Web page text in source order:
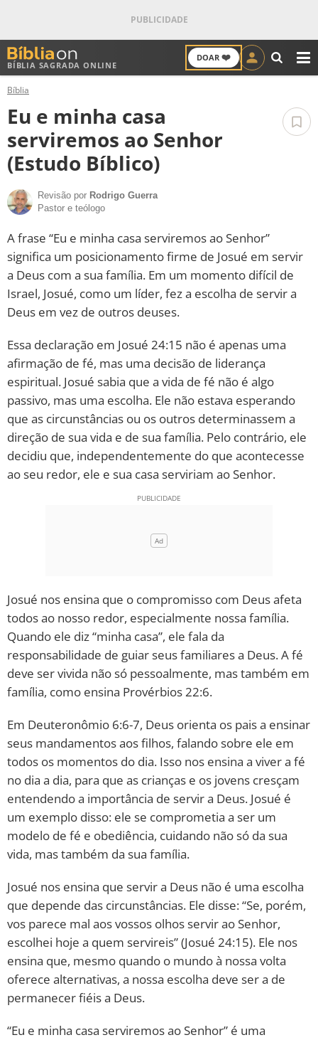
BÍBLIA SAGRADA ONLINE
DOAR ❤️
ANTIGO TESTAMENTO
NOVO TESTAMENTO
VERSÍCULOS
VERSÍCULO DO DIA
PALAVRA DO DIA
SALMO DO DIA
DEVOCIONAL DIÁRIO
10 MANDAMENTOS
ESTUDOS BÍBLICOS
ESBOÇOS DE PREGAÇÃO
TEMAS
LOJA BÍBLIAON
Bíblia
Eu e minha casa
serviremos ao Senhor
(Estudo Bíblico)
Revisão por Rodrigo Guerra
Pastor e teólogo
A frase “Eu e minha casa serviremos ao Senhor”
significa um posicionamento firme de Josué em servir
a Deus com a sua família. Em um momento difícil de
Israel, Josué, como um líder, fez a escolha de servir a
Deus em vez de outros deuses.
Essa declaração em Josué 24:15 não é apenas uma
afirmação de fé, mas uma decisão de liderança
espiritual. Josué sabia que a vida de fé não é algo
passivo, mas uma escolha. Ele não estava esperando
que as circunstâncias ou os outros determinassem a
direção de sua vida e de sua família. Pelo contrário, ele
decidiu que, independentemente do que acontecesse
ao seu redor, ele e sua casa serviriam ao Senhor.
Josué nos ensina que o compromisso com Deus afeta
todos ao nosso redor, especialmente nossa família.
Quando ele diz “minha casa”, ele fala da
responsabilidade de guiar seus familiares a Deus. A fé
deve ser vivida não só pessoalmente, mas também em
família, como ensina Provérbios 22:6.
Em Deuteronômio 6:6-7, Deus orienta os pais a ensinar
seus mandamentos aos filhos, falando sobre ele em
todos os momentos do dia. Isso nos ensina a viver a fé
no dia a dia, para que as crianças e os jovens cresçam
entendendo a importância de servir a Deus. Josué é
um exemplo disso: ele se comprometia a ser um
modelo de fé e obediência, cuidando não só da sua
vida, mas também da sua família.
Josué nos ensina que servir a Deus não é uma escolha
que depende das circunstâncias. Ele disse: “Se, porém,
vos parece mal aos vossos olhos servir ao Senhor,
escolhei hoje a quem servireis” (Josué 24:15). Ele nos
ensina que, mesmo quando o mundo à nossa volta
oferece alternativas, a nossa escolha deve ser a de
permanecer fiéis a Deus.
“Eu e minha casa serviremos ao Senhor” é uma